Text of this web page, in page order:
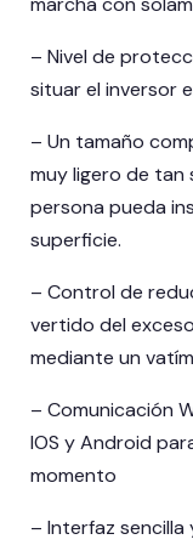
– Nivel de
situar el inversor
– Un tamaño
muy ligero de tan
persona pueda
superficie.
– Control de
vertido del
mediante un
– Comunicación
IOS y Android
momento
– Interfaz